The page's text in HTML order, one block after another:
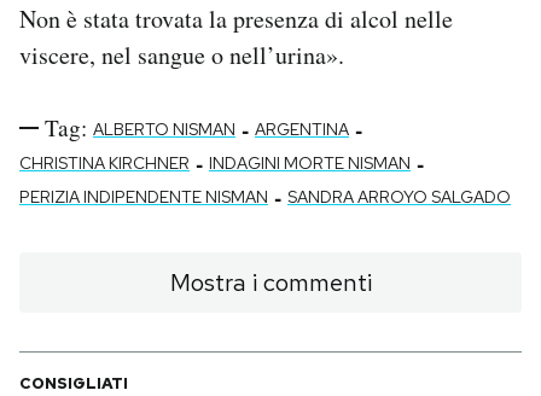
Non è stata trovata la presenza di alcol nelle
viscere, nel sangue o nell’urina».
Tag: ALBERTO NISMAN - ARGENTINA -
CHRISTINA KIRCHNER - INDAGINI MORTE NISMAN -
PERIZIA INDIPENDENTE NISMAN - SANDRA ARROYO SALGADO
Mostra i commenti
CONSIGLIATI